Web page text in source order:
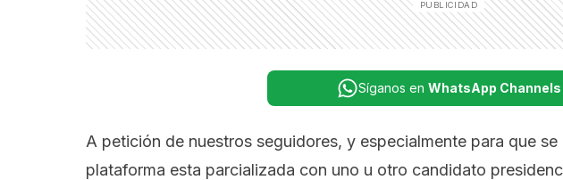
Síganos en WhatsApp Channels
A petición de nuestros seguidores, y especialmente para que
plataforma esta parcializada con uno u otro candidato